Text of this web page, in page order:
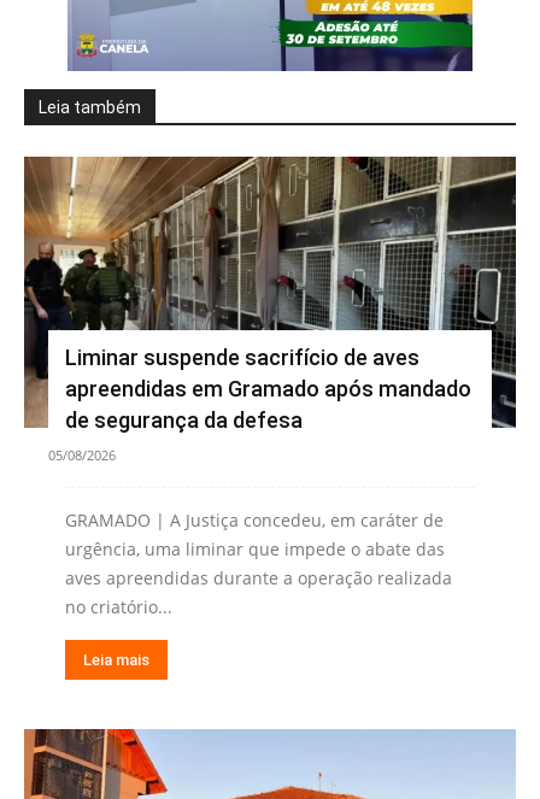
Leia também
Liminar suspende sacrifício de aves
apreendidas em Gramado após mandado
de segurança da defesa
05/08/2026
GRAMADO | A Justiça concedeu, em caráter de
urgência, uma liminar que impede o abate das
aves apreendidas durante a operação realizada
no criatório...
Leia mais